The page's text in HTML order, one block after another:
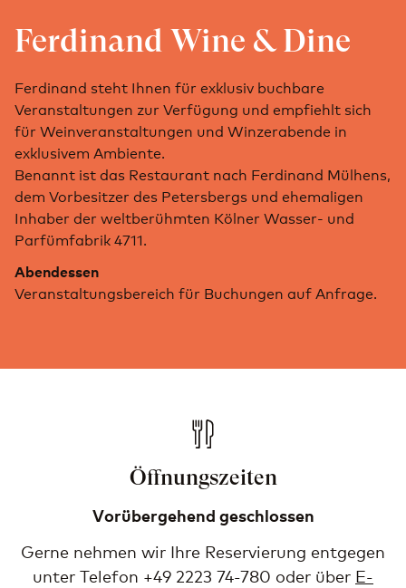
Ferdinand Wine & Dine
Ferdinand steht Ihnen für exklusiv buchbare
Veranstaltungen zur Verfügung und empfiehlt sich
für Weinveranstaltungen und Winzerabende in
exklusivem Ambiente.
Benannt ist das Restaurant nach Ferdinand Mülhens,
dem Vorbesitzer des Petersbergs und ehemaligen
Inhaber der weltberühmten Kölner Wasser- und
Parfümfabrik 4711.
Abendessen
Veranstaltungsbereich für Buchungen auf Anfrage.
Öffnungszeiten
Vorübergehend geschlossen
Gerne nehmen wir Ihre Reservierung entgegen
unter Telefon +49 2223 74-780 oder über E-